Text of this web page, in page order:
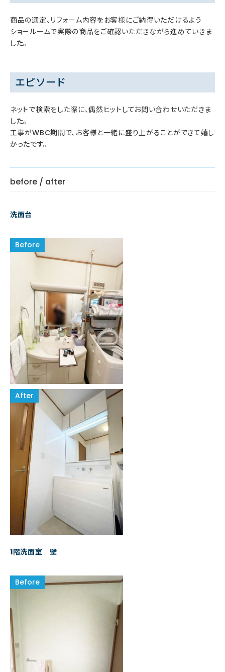
商品の選定、リフォーム内容をお客様にご納得いただけるよう
ショールームで実際の商品をご確認いただきながら進めていきま
した。
エピソード
ネットで検索をした際に、偶然ヒットしてお問い合わせいただきま
した。
工事がWBC期間で、お客様と一緒に盛り上がることができて嬉し
かったです。
before / after
洗面台
1階洗面室 壁